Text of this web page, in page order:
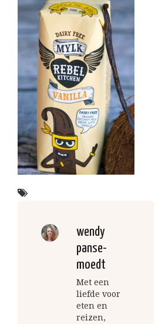
wendy
panse-
moedt
Met een
liefde voor
eten en
reizen,